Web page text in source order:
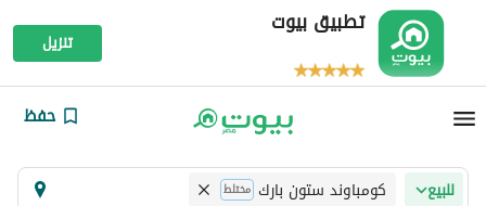
تطبيق بيوت
تنزيل
حفظ
للبيع كومباوند ستون بارك مختلط